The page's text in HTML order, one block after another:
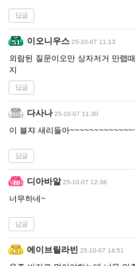
답글
이오니우스 25-10-07 11:13
외람된 질문이오만 상자저거 만랩
지
답글
다사나 25-10-07 11:30
이 블쟈 새리들아
답글
디아바알 25-10-07 12:36
너무하네~
답글
에이브릴라빈 25-10-07 14:51